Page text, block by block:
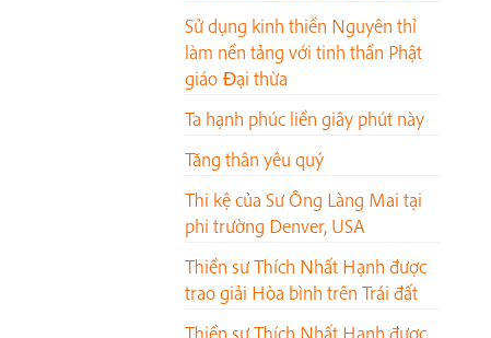
Sử dụng kinh thiền Nguyên thỉ
làm nền tảng với tinh thần Phật
giáo Ðại thừa
Ta hạnh phúc liền giây phút này
Tăng thân yêu quý
Thi kệ của Sư Ông Làng Mai tại
phi trường Denver, USA
Thiền sư Thích Nhất Hạnh được
trao giải Hòa bình trên Trái đất